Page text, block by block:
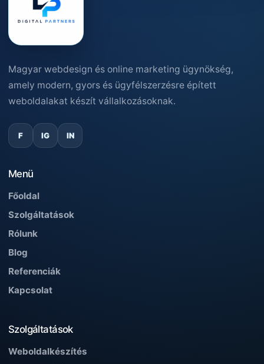
Magyar webdesign és online marketing ügynökség,
amely modern, gyors és ügyfélszerzésre épített
weboldalakat készít vállalkozásoknak.
F IG IN
Menü
Főoldal
Szolgáltatások
Rólunk
Blog
Referenciák
Kapcsolat
Szolgáltatások
Weboldalkészítés